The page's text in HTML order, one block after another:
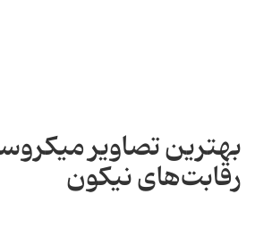
بهترین تصاویر
رقابت‌های نیکون